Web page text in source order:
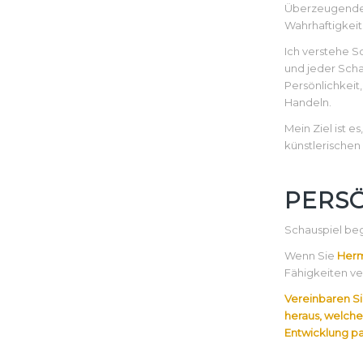
Ich verstehe
und jeder
Handeln.
Mein Ziel ist
Schauspiel
Wenn Sie
Fähigkeiten
Vereinbaren
heraus,
Entwicklung